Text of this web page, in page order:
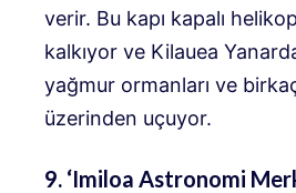
verir. Bu kapı kapalı
kalkıyor ve Kilauea
yağmur ormanları ve
üzerinden uçuyor.
9. ‘Imiloa Astronomi